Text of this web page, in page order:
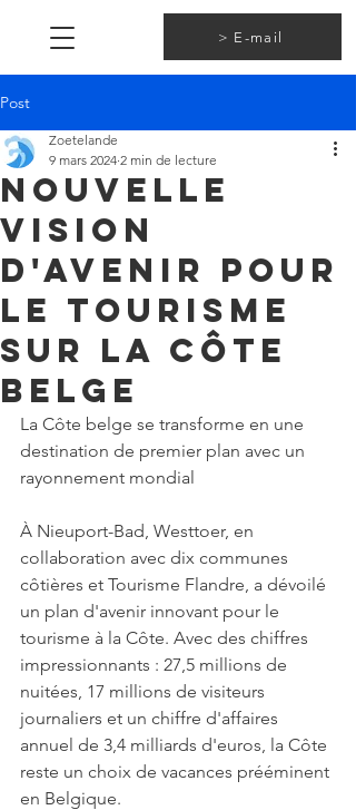
> E-mail
Post
Nouvelle
vision
d'avenir pour
le tourisme
sur la Côte
belge
Zoetelande
9 mars 2024 2 min de lecture
La Côte belge se transforme en une
destination de premier plan avec un
rayonnement mondial
À Nieuport-Bad, Westtoer, en
collaboration avec dix communes
côtières et Tourisme Flandre, a dévoilé
un plan d'avenir innovant pour le
tourisme à la Côte. Avec des chiffres
impressionnants : 27,5 millions de
nuitées, 17 millions de visiteurs
journaliers et un chiffre d'affaires
annuel de 3,4 milliards d'euros, la Côte
reste un choix de vacances prééminent
en Belgique.